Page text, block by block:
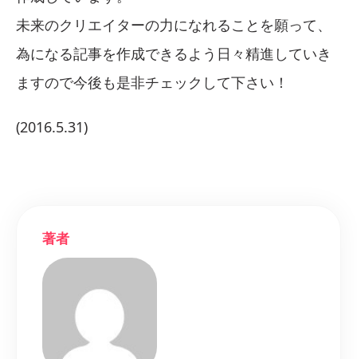
未来のクリエイターの力になれることを願って、
為になる記事を作成できるよう日々精進していき
ますので今後も是非チェックして下さい！
(2016.5.31)
著者